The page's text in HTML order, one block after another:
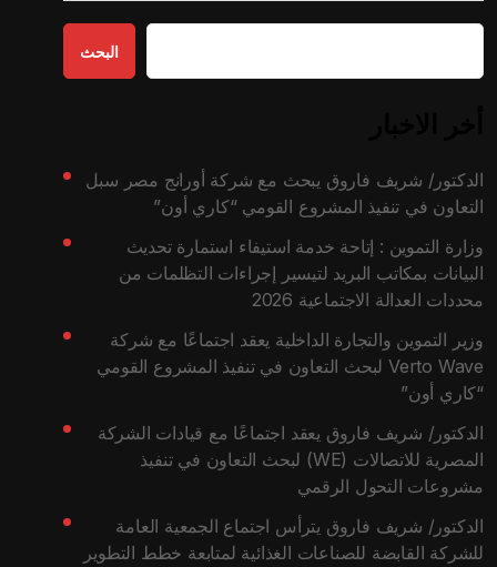
البحث
الدكتور/ شريف فاروق يبحث مع شركة أورانج مصر سبل
التعاون في تنفيذ المشروع القومي “كاري أون”
وزارة التموين : إتاحة خدمة استيفاء استمارة تحديث
البيانات بمكاتب البريد لتيسير إجراءات التظلمات من
محددات العدالة الاجتماعية 2026
وزير التموين والتجارة الداخلية يعقد اجتماعًا مع شركة
Verto Wave لبحث التعاون في تنفيذ المشروع القومي
“كاري أون”
الدكتور/ شريف فاروق يعقد اجتماعًا مع قيادات الشركة
المصرية للاتصالات (WE) لبحث التعاون في تنفيذ
مشروعات التحول الرقمي
الدكتور/ شريف فاروق يترأس اجتماع الجمعية العامة
للشركة القابضة للصناعات الغذائية لمتابعة خطط التطوير